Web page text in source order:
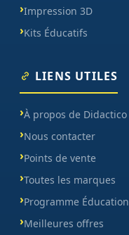
Impression 3D
Kits Éducatifs
LIENS UTILES
À propos de Didactico
Nous contacter
Points de vente
Toutes les marques
Programme Éducation
Meilleures offres